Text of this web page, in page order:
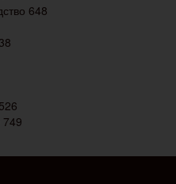
648
526
749